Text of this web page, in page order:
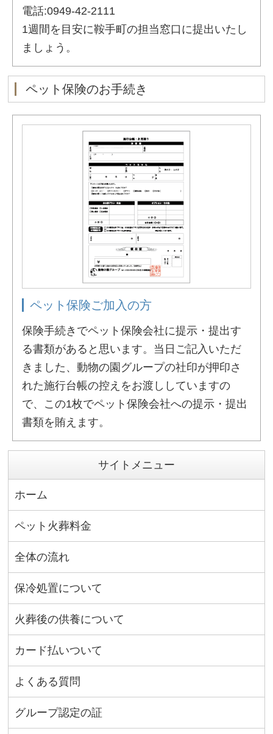
電話:0949-42-2111
1週間を目安に鞍手町の担当窓口に提出いたし
ましょう。
ペット保険のお手続き
ペット保険ご加入の方
保険手続きでペット保険会社に提示・提出す
る書類があると思います。当日ご記入いただ
きました、動物の園グループの社印が押印さ
れた施行台帳の控えをお渡ししていますの
で、この1枚でペット保険会社への提示・提出
書類を賄えます。
サイトメニュー
ホーム
ペット火葬料金
全体の流れ
保冷処置について
火葬後の供養について
カード払いついて
よくある質問
グループ認定の証